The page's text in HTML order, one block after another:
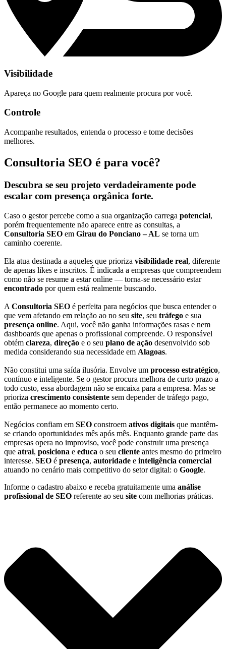
Visibilidade
Apareça no Google para quem realmente procura por você.
Controle
Acompanhe resultados, entenda o processo e tome decisões
melhores.
Consultoria SEO é para você?
Descubra se seu projeto verdadeiramente pode
escalar com presença orgânica forte.
Caso o gestor percebe como a sua organização carrega potencial,
porém frequentemente não aparece entre as consultas, a
Consultoria SEO em Girau do Ponciano – AL se torna um
caminho coerente.
Ela atua destinada a aqueles que prioriza visibilidade real, diferente
de apenas likes e inscritos. É indicada a empresas que compreendem
como não se resume a estar online — torna-se necessário estar
encontrado por quem está realmente buscando.
A Consultoria SEO é perfeita para negócios que busca entender o
que vem afetando em relação ao no seu site, seu tráfego e sua
presença online. Aqui, você não ganha informações rasas e nem
dashboards que apenas o profissional compreende. O responsável
obtém clareza, direção e o seu plano de ação desenvolvido sob
medida considerando sua necessidade em Alagoas.
Não constitui uma saída ilusória. Envolve um processo estratégico,
contínuo e inteligente. Se o gestor procura melhora de curto prazo a
todo custo, essa abordagem não se encaixa para a empresa. Mas se
prioriza crescimento consistente sem depender de tráfego pago,
então permanece ao momento certo.
Negócios confiam em SEO constroem ativos digitais que mantêm-
se criando oportunidades mês após mês. Enquanto grande parte das
empresas opera no improviso, você pode construir uma presença
que atrai, posiciona e educa o seu cliente antes mesmo do primeiro
interesse. SEO é presença, autoridade e inteligência comercial
atuando no cenário mais competitivo do setor digital: o Google.
Informe o cadastro abaixo e receba gratuitamente uma análise
profissional de SEO referente ao seu site com melhorias práticas.